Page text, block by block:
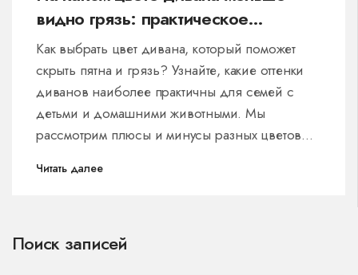
видно грязь: практическое
руководство
Как выбрать цвет дивана, который поможет
скрыть пятна и грязь? Узнайте, какие оттенки
диванов наиболее практичны для семей с
детьми и домашними животными. Мы
рассмотрим плюсы и минусы разных цветовых
мебелью. Хотите, чтобы ваш диван выглядел
Читать далее
Поиск записей